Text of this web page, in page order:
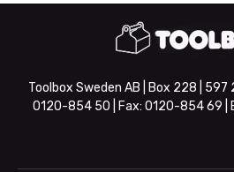
Toolbox Sweden AB | Box 228 |
0120-854 50 | Fax: 0120-854 69